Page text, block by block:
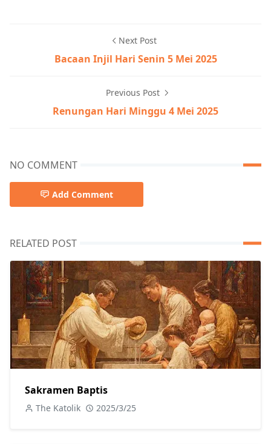
Next Post
Bacaan Injil Hari Senin 5 Mei 2025
Previous Post
Renungan Hari Minggu 4 Mei 2025
NO COMMENT
Add Comment
RELATED POST
Sakramen Baptis
The Katolik 2025/3/25